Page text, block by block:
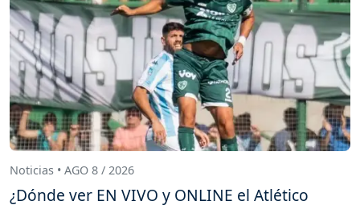
Noticias • AGO 8 / 2026
¿Dónde ver EN VIVO y ONLINE el Atlético